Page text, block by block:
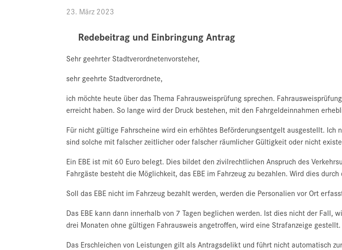
23. März 2023
Redebeitrag und Einbringung Antrag
Sehr geehrter Stadtverordnetenvorsteher,
sehr geehrte Stadtverordnete,
ich möchte heute über das Thema Fahrausweisprüfung sprechen.
erreicht haben. So lange wird der Druck bestehen, mit den Fahrgeldeinnahmen
Für nicht gültige Fahrscheine wird ein erhöhtes Beförderungsentgelt ausgestellt.
sind solche mit falscher zeitlicher oder falscher räumlicher Gültigkeit oder nicht
Ein EBE ist mit 60 Euro belegt. Dies bildet den zivilrechtlichen Anspruch des
Fahrgäste besteht die Möglichkeit, das EBE im Fahrzeug zu bezahlen. Wird dies
Soll das EBE nicht im Fahrzeug bezahlt werden, werden die Personalien vor Ort
Das EBE kann dann innerhalb von 7 Tagen beglichen werden. Ist dies nicht der Fall,
drei Monaten ohne gültigen Fahrausweis angetroffen, wird eine Strafanzeige gestellt.
Das Erschleichen von Leistungen gilt als Antragsdelikt und führt nicht automatisch